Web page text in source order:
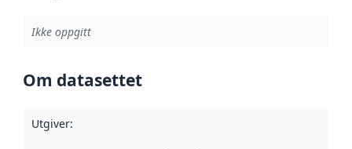
Ikke oppgitt
Om datasettet
Utgiver: